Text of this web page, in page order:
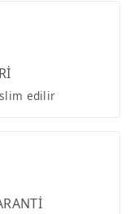
edilir